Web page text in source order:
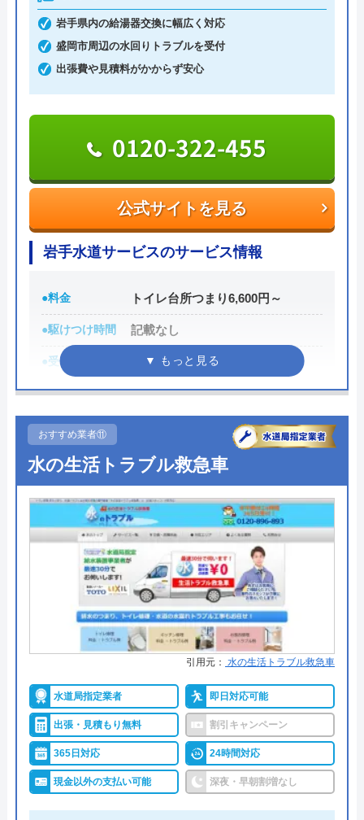
公式サイトを見る
0120-995-414
受付時間 24時間
水の救急士の基本情報
代表者 田中恵一
創業・設立 平成22年10月28日設立
所在地
〒812-0892
福岡県 福岡県福岡市博多区東那珂2-
18-21-1F
対応エリア
岩手県内の給湯器交換に幅広く対応
盛岡市周辺の水回りトラブルを受付
出張費や見積料がかからず安心
公式サイトを見る
0120-322-455
岩手水道サービスのサービス情報
●料金 トイレ台所つまり6,600円～
●駆けつけ時間 記載なし
●受付時間 7:00-19:00
●定休日 随時お知らせ
●累計実績
詳細は公式HPでご確認ください
岩手水道サービスがおすすめの理由
岩手水道サービスは岩手県内の水回りトラブルや、
給湯器の交換作業に対応しております。給湯器の交
換は岩手県内全域に対応しておりますが、水回りト
ラブルの対応エリアは盛岡市・滝沢市・矢巾町のみ
となっておりますのでご注意ください。
HPの新着情報にて随時お知らせをしておりますので
ご確認ください。電話、問い合わせフォームからの
依頼を受け付けております。出張費・見積料は無料
でサービスを提供しているのでお気軽にご連絡くだ
さい。
おすすめ業者⑪
水の生活トラブル救急車
引用元： 水の生活トラブル救急車
水道局指定業者 即日対応可能
出張・見積もり無料 割引キャンペーン
365日対応 24時間対応
現金以外の支払い可能 深夜・早朝割増なし